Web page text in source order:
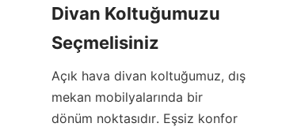
Divan Koltuğumuzu
Seçmelisiniz
Açık hava divan koltuğumuz, dış
mekan mobilyalarında bir
dönüm noktasıdır. Eşsiz konfor